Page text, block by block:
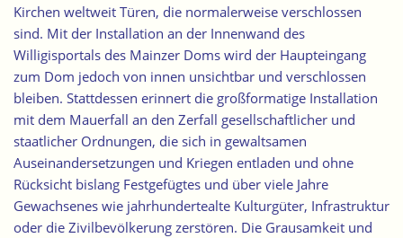
Kirchen weltweit Türen, die normalerweise verschlossen
sind. Mit der Installation an der Innenwand des
Willigisportals des Mainzer Doms wird der Haupteingang
zum Dom jedoch von innen unsichtbar und verschlossen
bleiben. Stattdessen erinnert die großformatige Installation
mit dem Mauerfall an den Zerfall gesellschaftlicher und
staatlicher Ordnungen, die sich in gewaltsamen
Auseinandersetzungen und Kriegen entladen und ohne
Rücksicht bislang Festgefügtes und über viele Jahre
Gewachsenes wie jahrhundertealte Kulturgüter, Infrastruktur
oder die Zivilbevölkerung zerstören. Die Grausamkeit und